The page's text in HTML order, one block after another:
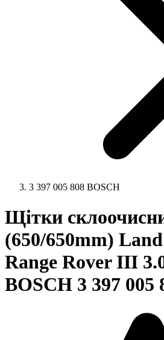
3 397 005 808 BOSCH
Щітки
(650/650mm)
Range Rover III
BOSCH 3 397 005